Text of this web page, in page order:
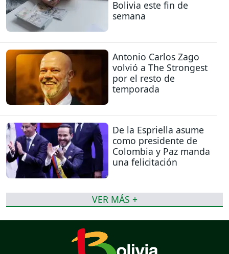
Bolivia este fin de
semana
Antonio Carlos Zago
volvió a The Strongest
por el resto de
temporada
De la Espriella asume
como presidente de
Colombia y Paz manda
una felicitación
VER MÁS +